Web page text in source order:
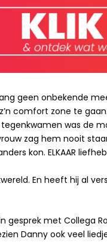
geen onbekende
comfort zone te
was de
zag hem nooit
kon. ELKAAR
En heeft hij al
gesprek met Collega
Danny ook veel